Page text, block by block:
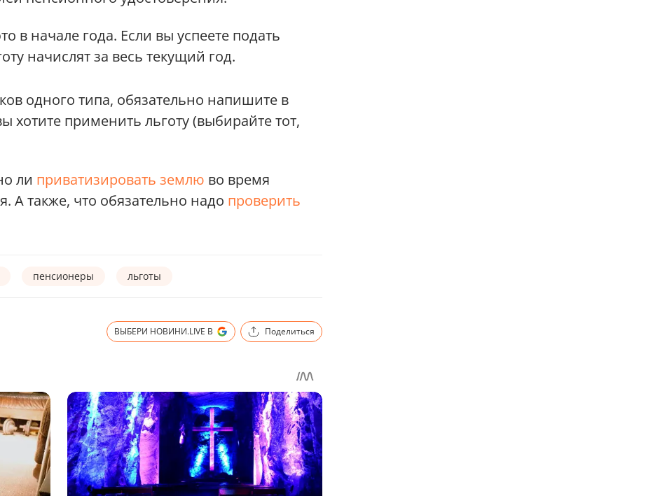
в начале года. Если вы успеете подать
начислят за весь текущий год.
одного типа, обязательно напишите в
хотите применить льготу (выбирайте тот,
ли приватизировать землю во время
А также, что обязательно надо проверить
пенсионеры льготы
ВЫБЕРИ НОВИНИ.LIVE В Поделиться